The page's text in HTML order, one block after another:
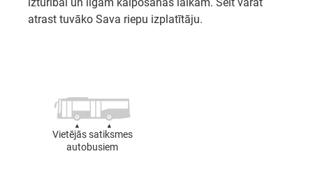
atrast tuvāko Sava riepu izplatītāju.
Vietējās satiksmes
autobusiem